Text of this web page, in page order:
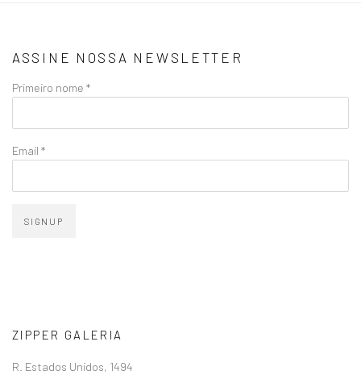
ASSINE NOSSA NEWSLETTER
Primeiro nome *
Email *
SIGNUP
ZIPPER GALERIA
R. Estados Unidos, 1494